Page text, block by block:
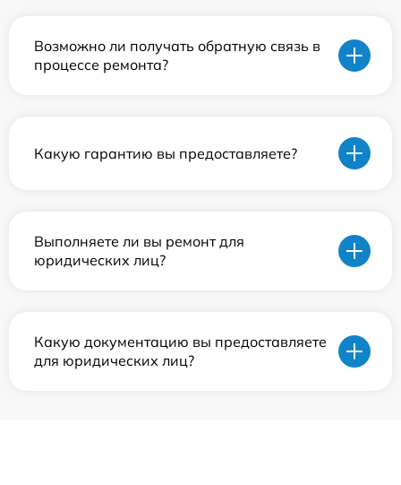
Возможно ли получать обратную связь в
процессе ремонта?
Какую гарантию вы предоставляете?
Выполняете ли вы ремонт для
юридических лиц?
Какую документацию вы предоставляете
для юридических лиц?